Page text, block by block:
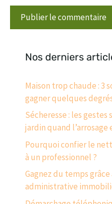
Nos derniers
Maison trop chaude : 3
gagner quelques
Sécheresse : les
jardin quand
Pourquoi confier le
à un professionnel ?
Gagnez du temps
administrative